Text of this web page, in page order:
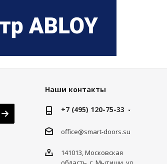
Наши контакты
+7 (495) 120-75-33
office@smart-doors.su
141013, Московская